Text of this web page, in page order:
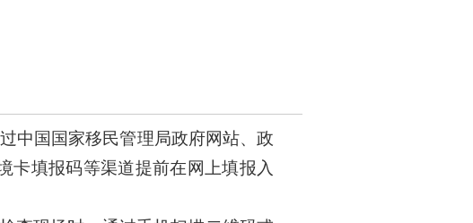
中国国家移民管理局政府网站、政
卡填报码等渠道提前在网上填报入